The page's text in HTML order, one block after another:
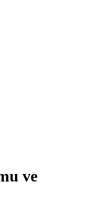
ve